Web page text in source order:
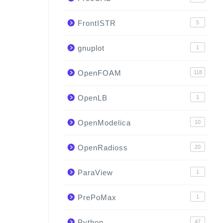
FrontISTR 5
gnuplot 1
OpenFOAM 118
OpenLB 1
OpenModelica 10
OpenRadioss 20
ParaView 1
PrePoMax 1
47